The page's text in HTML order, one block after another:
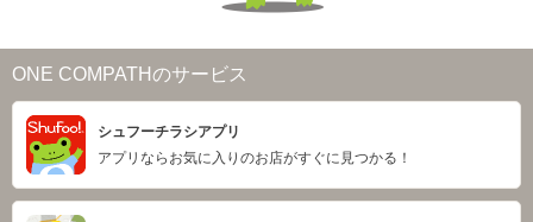
ONE COMPATHのサービス
シュフーチラシアプリ
アプリならお気に入りのお店がすぐに見つかる！